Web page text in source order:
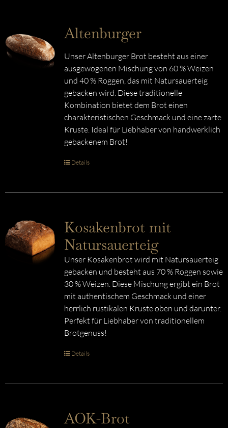
Altenburger
Unser Altenburger Brot besteht aus einer
ausgewogenen Mischung von 60 % Weizen
und 40 % Roggen, das mit Natursauerteig
gebacken wird. Diese traditionelle
Kombination bietet dem Brot einen
charakteristischen Geschmack und eine zarte
Kruste. Ideal für Liebhaber von handwerklich
gebackenem Brot!
Details
Kosakenbrot mit
Natursauerteig
Unser Kosakenbrot wird mit Natursauerteig
gebacken und besteht aus 70 % Roggen sowie
30 % Weizen. Diese Mischung ergibt ein Brot
mit authentischem Geschmack und einer
herrlich rustikalen Kruste oben und darunter.
Perfekt für Liebhaber von traditionellem
Brotgenuss!
Details
AOK-Brot